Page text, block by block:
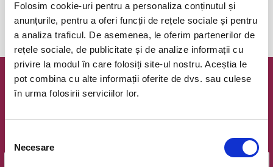
Folosim cookie-uri pentru a personaliza conținutul și
anunțurile, pentru a oferi funcții de rețele sociale și pentru
a analiza traficul. De asemenea, le oferim partenerilor de
rețele sociale, de publicitate și de analize informații cu
privire la modul în care folosiți site-ul nostru. Aceștia le
pot combina cu alte informații oferite de dvs. sau culese
în urma folosirii serviciilor lor.
consimțământului
Necesare
Evenimentul a expirat.
Newsletter @ Bilete.ro
evenimente.